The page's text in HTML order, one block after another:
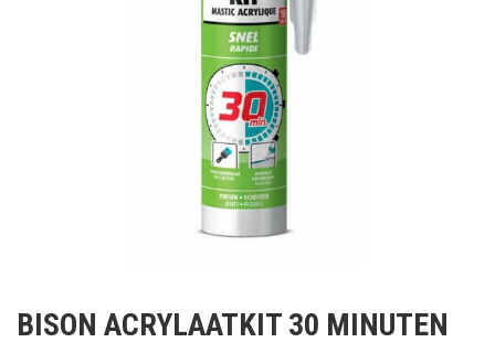
het
BISON ACRYLAATKIT 30 MINUTEN